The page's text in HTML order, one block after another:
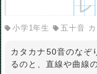
小学1年生 五十音
カタカナ50音のなぞ
るのと、直線や曲線